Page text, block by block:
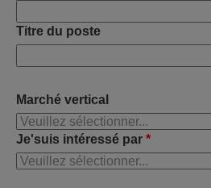
Titre du poste
Marché vertical
Je'suis intéressé par *